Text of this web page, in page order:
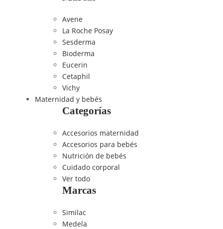
Avene
La Roche Posay
Sesderma
Bioderma
Eucerin
Cetaphil
Vichy
Maternidad y bebés
Categorías
Accesorios maternidad
Accesorios para bebés
Nutrición de bebés
Cuidado corporal
Ver todo
Marcas
Similac
Medela